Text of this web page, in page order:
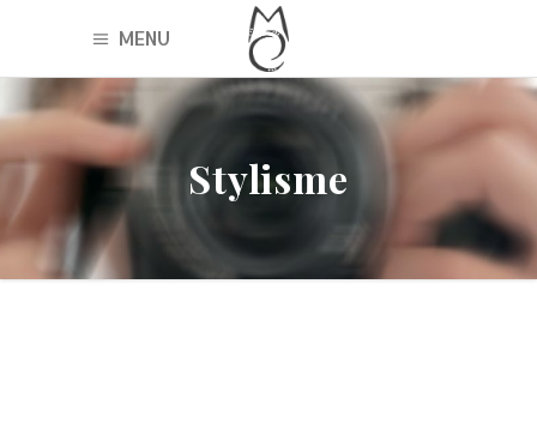
MENU
Stylisme